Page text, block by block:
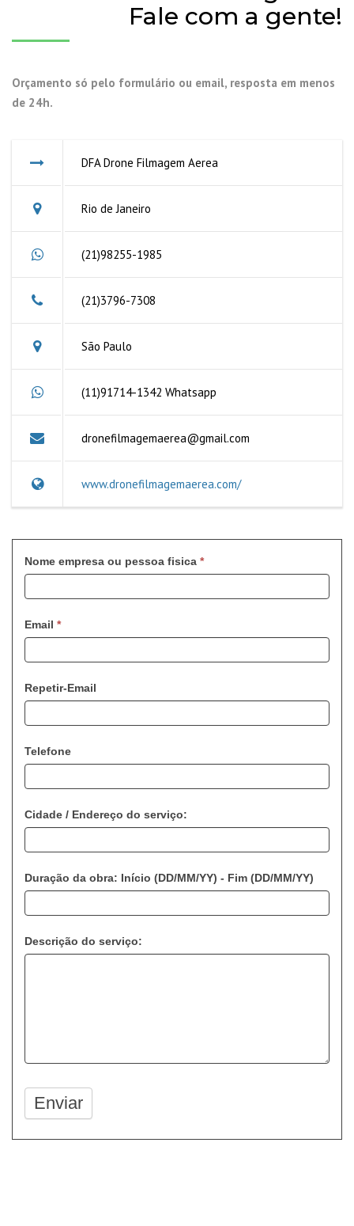
Fale com a gente!
Orçamento só pelo formulário ou email, resposta em menos
de 24h.
DFA Drone Filmagem Aerea
Rio de Janeiro
(21)98255-1985
(21)3796-7308
São Paulo
(11)91714-1342 Whatsapp
dronefilmagemaerea@gmail.com
www.dronefilmagemaerea.com/
Nome empresa ou pessoa fisica *
Email *
Repetir-Email
Telefone
Cidade / Endereço do serviço:
Duração da obra: Início (DD/MM/YY) - Fim (DD/MM/YY)
Descrição do serviço: